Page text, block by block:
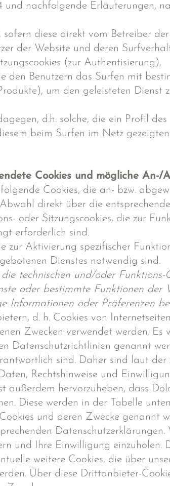
und nachfolgende Erläuterungen,
sofern diese direkt vom Betreiber
der Website und deren
(zur Authentisierung),
den Benutzern das Surfen mit
um den geleisteten Dienst
d.h. solche, die ein Profil
beim Surfen im Netz
Cookies und mögliche An-/
Cookies, die an- bzw.
direkt über die
oder Sitzungscookies, die zur
erforderlich sind.
zur Aktivierung spezifischer
Dienstes notwendig sind.
technischen und/oder
oder bestimmte Funktionen
Informationen oder Präferenzen
d. h. Cookies von
Zwecken verwendet werden.
Datenschutzrichtlinien genannt
sind. Daher sind laut
Rechtshinweise und
außerdem hervorzuheben, dass
Diese werden in der Tabelle
und deren Zwecke genannt
und Ihre Einwilligung
weitere Cookies, die über
Über diese Drittanbieter-